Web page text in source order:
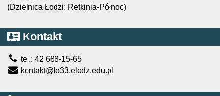
(Dzielnica Łodzi: Retkinia-Północ)
Kontakt
tel.: 42 688-15-65
kontakt@lo33.elodz.edu.pl